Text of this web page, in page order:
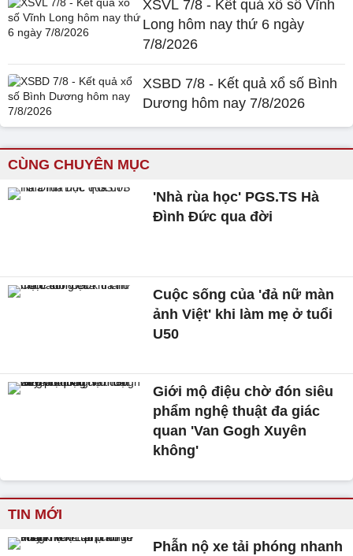
XSVL 7/8 - Kết quả xổ số Vĩnh
Long hôm nay thứ 6 ngày
7/8/2026
XSBD 7/8 - Kết quả xổ số Bình
Dương hôm nay 7/8/2026
CÙNG CHUYÊN MỤC
'Nhà rùa học' PGS.TS Hà
Đình Đức qua đời
Cuộc sống của 'đả nữ màn
ảnh Việt' khi làm mẹ ở tuổi
U50
Giới mộ điệu chờ đón siêu
phẩm nghệ thuật đa giác
quan 'Van Gogh Xuyên
không'
TIN MỚI
Phẫn nộ xe tải phóng nhanh